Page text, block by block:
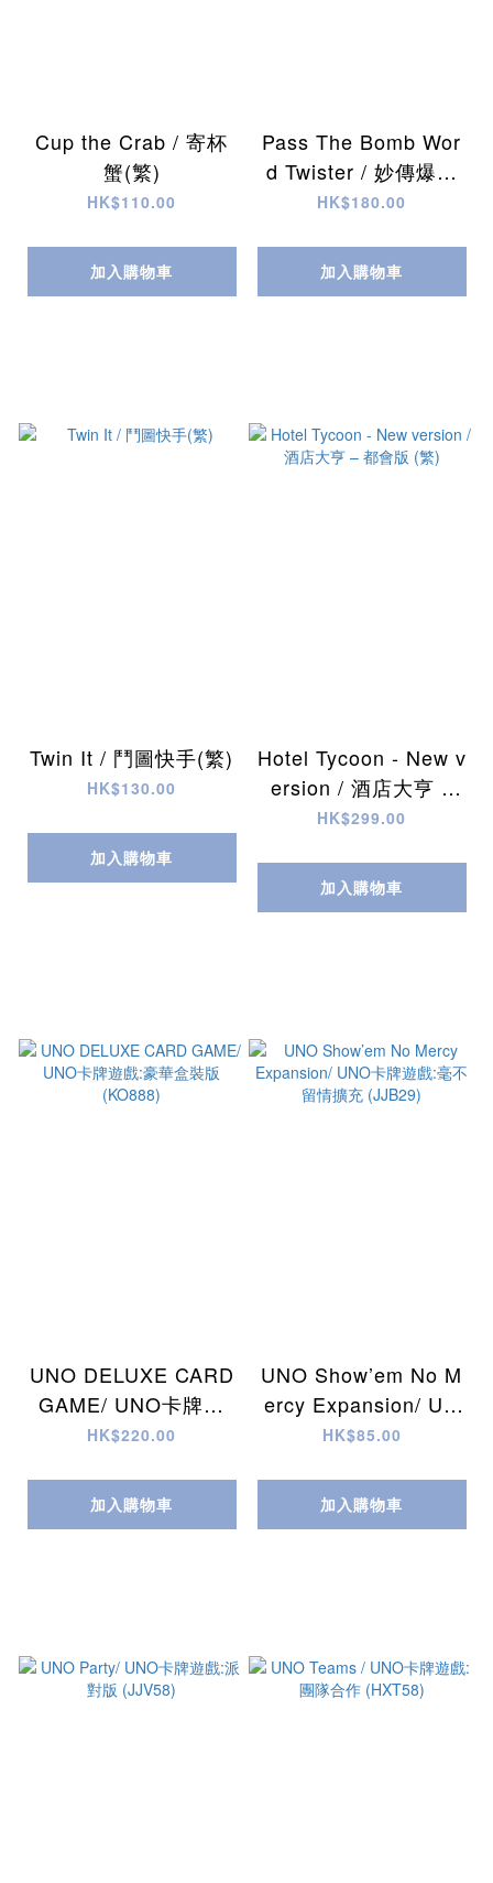
Cup the Crab / 寄杯
蟹(繁)
HK$110.00
加入購物車
Pass The Bomb Wor
d Twister / 妙傳爆音
(繁)
HK$180.00
加入購物車
Twin It / 鬥圖快手(繁)
HK$130.00
加入購物車
Hotel Tycoon - New v
ersion / 酒店大亨 –
都會版 (繁)
HK$299.00
加入購物車
UNO DELUXE CARD
GAME/ UNO卡牌遊
戲:豪華盒裝版 (KO88
HK$220.00
加入購物車
UNO Show’em No M
ercy Expansion/ UN
O卡牌遊戲:毫不留情
HK$85.00
加入購物車